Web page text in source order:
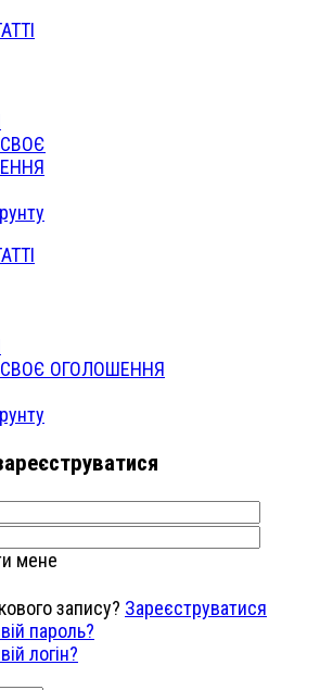
ОГОЛОШЕННЯ
мене
запису? Зареєструватися
пароль?
логін?